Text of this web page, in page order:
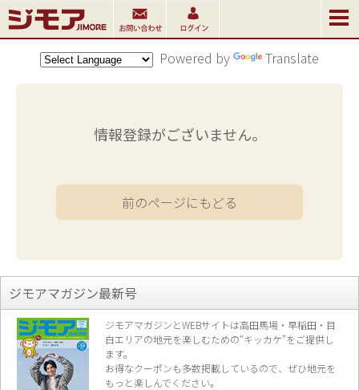
Powered by Translate
情報登録がございません。
前のページにもどる
ジモアマガジン最新号
ジモアマガジンとWEBサイトは高田馬場・早稲田・目
白エリアの地元を楽しむための“キッカケ”をご提供し
ます。
お得なクーポンも多数掲載しているので、 ぜひ地元を
もっと楽しんでください。